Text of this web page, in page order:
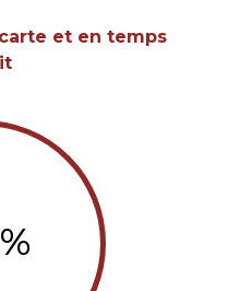
et en temps
%